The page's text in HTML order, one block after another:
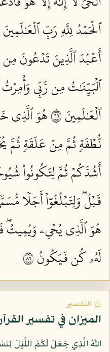
ٱلۡحَمۡدُ لِلَّهِ رَبِّ ٱلۡعَٰلَمِينَ ٦٥
أَعۡبُدَ ٱلَّذِينَ تَدۡعُونَ مِن
ٱلۡبَيِّنَٰتُ مِن رَّبِّي
ٱلۡعَٰلَمِينَ ٦٦
هُوَ ٱلَّذِي
نُّطۡفَةٖ ثُمَّ مِنۡ عَلَقَةٖ ثُمَّ
أَشُدَّكُمۡ ثُمَّ لِتَكُونُواْ
قَبۡلُۖ وَلِتَبۡلُغُوٓاْ أَجَلٗا
هُوَ ٱلَّذِي يُحۡيِۦ وَيُمِيتُۖ
لَهُۥ كُن فَيَكُونُ ٦٨
۞ التفسير
الميزان في تفسير
اللَّهُ الَّذِي جَعَلَ لَكُمُ اللَّيْلَ